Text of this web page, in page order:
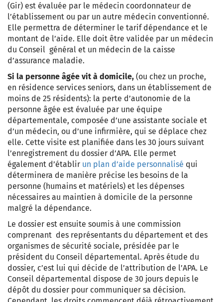
(Gir) est évaluée par le médecin coordonnateur de
l’établissement ou par un autre médecin conventionné.
Elle permettra de déterminer le tarif dépendance et le
montant de l’aide. Elle doit être validée par un médecin
du Conseil général et un médecin de la caisse
d’assurance maladie.
Si la personne âgée vit à domicile, (ou chez un proche,
en résidence services seniors, dans un établissement de
moins de 25 résidents): la perte d’autonomie de la
personne âgée est évaluée par une équipe
départementale, composée d’une assistante sociale et
d’un médecin, ou d’une infirmière, qui se déplace chez
elle. Cette visite est planifiée dans les 30 jours suivant
l’enregistrement du dossier d’APA. Elle permet
également d’établir un plan d’aide personnalisé qui
déterminera de manière précise les besoins de la
personne (humains et matériels) et les dépenses
nécessaires au maintien à domicile de la personne
malgré la dépendance.
Le dossier est ensuite soumis à une commission
comprenant des représentants du département et des
organismes de sécurité sociale, présidée par le
président du Conseil départemental. Après étude du
dossier, c’est lui qui décide de l’attribution de l’APA. Le
Conseil départemental dispose de 30 jours depuis le
dépôt du dossier pour communiquer sa décision.